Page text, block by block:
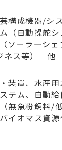
構成機器/シ
自動操舵シ
ソーラーシェ
ネス等） 他
装置、水産用
テム、自動給
無魚粉飼料/
イオマス資源